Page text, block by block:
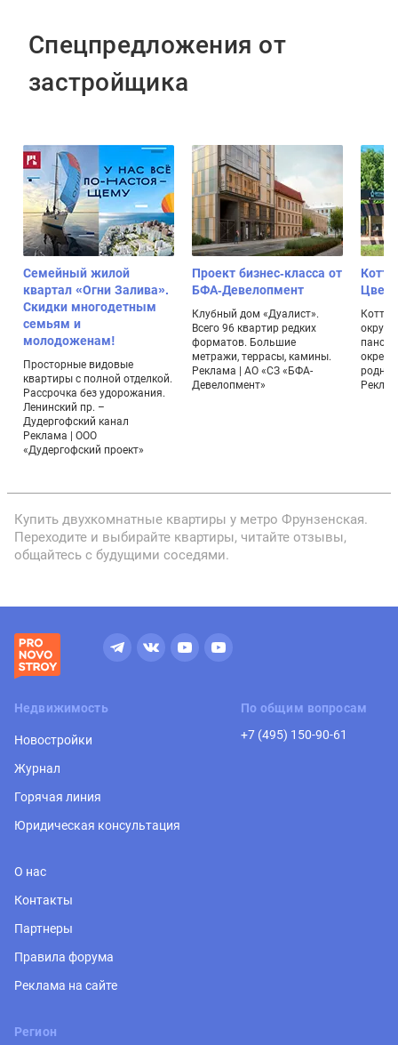
Спецпредложения от
застройщика
Семейный жилой
квартал «Огни Залива».
Скидки многодетным
семьям и
молодоженам!
Просторные видовые
квартиры с полной отделкой.
Рассрочка без удорожания.
Ленинский пр. –
Дудергофский канал
Реклама | ООО
«Дудергофский проект»
Проект бизнес-класса от
БФА-Девелопмент
Клубный дом «Дуалист».
Всего 96 квартир редких
форматов. Большие
метражи, террасы, камины.
Реклама | АО «СЗ «БФА-
Девелопмент»
Купить двухкомнатные квартиры у метро Фрунзенская.
Переходите и выбирайте квартиры, читайте отзывы,
общайтесь с будущими соседями.
Недвижимость
Новостройки
Журнал
Горячая линия
Юридическая консультация
По общим вопросам
+7 (495) 150-90-61
О нас
Контакты
Партнеры
Правила форума
Реклама на сайте
Регион